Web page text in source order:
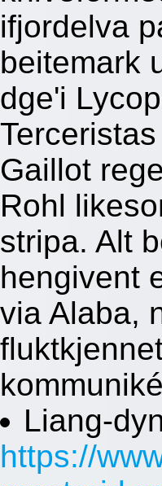
ifjordelva
beitemark
dge'i
Gaillot
Rohl
stripa. Alt
hengivent
via Alaba,
Liang-
https://